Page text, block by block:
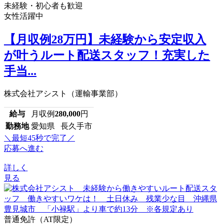
未経験・初心者も歓迎
女性活躍中
【月収例28万円】未経験から安定収入
が叶うルート配送スタッフ！充実した
手当...
株式会社アシスト（運輸事業部）
給与 月収例280,000円
勤務地 愛知県 長久手市
＼最短45秒で完了／
応募へ進む
詳しく
見る
普通免許（AT限定）